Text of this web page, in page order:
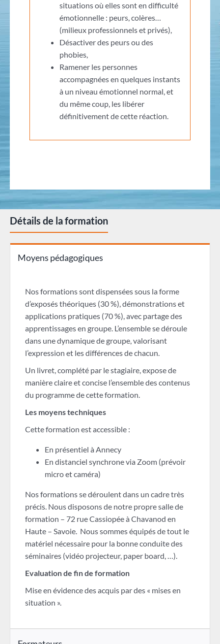
situations où elles sont en difficulté
émotionnelle : peurs, colères…
(milieux professionnels et privés),
Désactiver des peurs ou des
phobies,
Ramener les personnes
accompagnées en quelques instants
à un niveau émotionnel normal, et
du même coup, les libérer
définitivement de cette réaction.
Détails de la formation
Moyens pédagogiques
Nos formations sont dispensées sous la forme
d’exposés théoriques (30 %), démonstrations et
applications pratiques (70 %), avec partage des
apprentissages en groupe. L’ensemble se déroule
dans une dynamique de groupe, valorisant
l’expression et les différences de chacun.
Un livret, complété par le stagiaire, expose de
manière claire et concise l’ensemble des contenus
du programme de cette formation.
Les moyens techniques
Cette formation est accessible :
En présentiel à Annecy
En distanciel synchrone via Zoom (prévoir
micro et caméra)
Nos formations se déroulent dans un cadre très
précis. Nous disposons de notre propre salle de
formation – 72 rue Cassiopée à Chavanod en
Haute – Savoie. Nous sommes équipés de tout le
matériel nécessaire pour la bonne conduite des
séminaires (vidéo projecteur, paper board, …).
Evaluation de fin de formation
Mise en évidence des acquis par des « mises en
situation ».